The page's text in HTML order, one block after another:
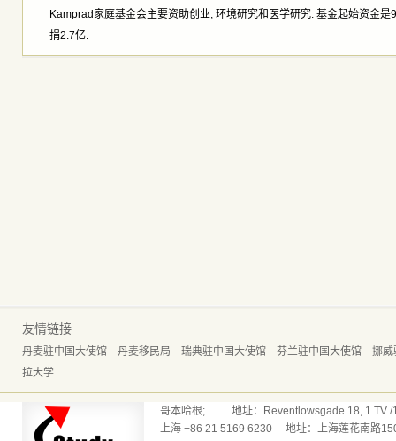
Kamprad家庭基金会主要资助创业, 环境研究和医学研究. 基金起始资金
捐2.7亿.
友情链接
丹麦驻中国大使馆 丹麦移民局 瑞典驻中国大使馆 芬兰驻中国大使馆
挪威
拉大学
哥本哈根; 地址：Reventlowsgade 18, 1 TV /
上海 +86 21 5169 6230 地址：上海莲花南路